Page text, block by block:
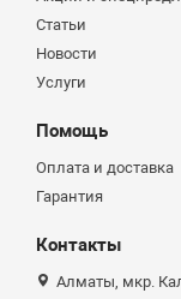
Статьи
Новости
Услуги
Помощь
Оплата и доставка
Гарантия
Контакты
Алматы, мкр.